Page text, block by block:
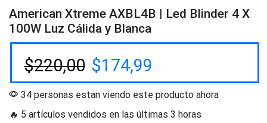
American Xtreme AXBL4B | Led Blinder 4 X
100W Luz Cálida y Blanca
$220,00 $174,99
34 personas estan viendo este producto ahora
🔥 5 artículos vendidos en las últimas 3 horas